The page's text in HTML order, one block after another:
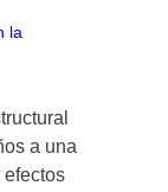
a una
efectos